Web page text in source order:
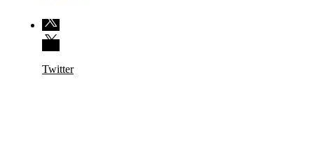
Twitter